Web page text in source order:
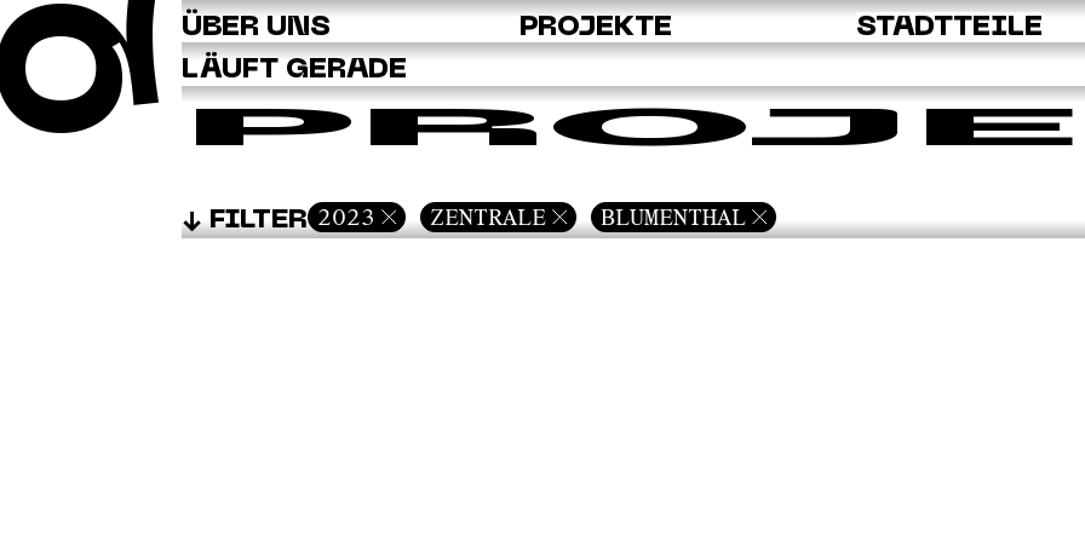
ÜBER UNS PROJEKTE
STADTTEILE
LÄUFT GERADE
FILTER 2023 ZENTRALE BLUMENTHAL